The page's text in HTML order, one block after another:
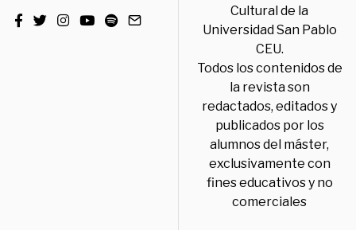
Cultural de la
Universidad San Pablo
CEU.
Todos los contenidos de
la revista son
redactados, editados y
publicados por los
alumnos del máster,
exclusivamente con
fines educativos y no
comerciales